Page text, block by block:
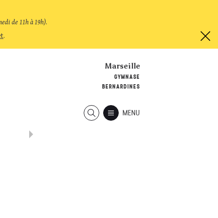
de 11h à 19h).
.
Marseille
GYMNASE
BERNARDINES
MENU